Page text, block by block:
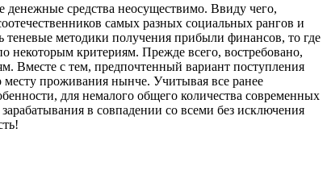
средства неосуществимо. Ввиду чего,
самых разных социальных рангов и
теневые методики получения прибыли финансов, то где
некоторым критериям. Прежде всего, востребовано,
Вместе с тем, предпочтенный вариант поступления
проживания нынче. Учитывая все ранее
для немалого общего количества современных
в совпадении со всеми без исключения